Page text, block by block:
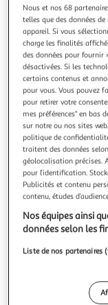
LOTTO
Baskets /Noir
Découvrez les
Kaki/Noir- Tige
sur le flanc-
En savoir +
Vendu par Espace sport
Couleur
Kaki
Taille
26
A partir de
Plus d'options
Nous et nos 68
telles que des données
appareil. Si vous
charge les finalités
des données pour fournir
désactivées. Si les
certains contenus et
pour vous. Vous pouvez
pour retirer votre
mes préférences" en bas
sur notre ou nos sites
politique de
traitent des données
géolocalisation précises.
pour l’identification.
Publicités et contenu
contenu, études
Nos équipes ainsi
données selon les
Liste de nos partenaires